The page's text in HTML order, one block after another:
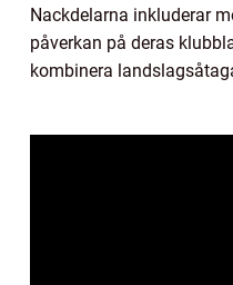
Nackdelarna inkluderar
påverkan på deras
kombinera